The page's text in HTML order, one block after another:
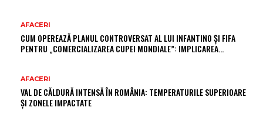
AFACERI
CUM OPEREAZĂ PLANUL CONTROVERSAT AL LUI INFANTINO ȘI FIFA
PENTRU „COMERCIALIZAREA CUPEI MONDIALE”: IMPLICAREA…
AFACERI
VAL DE CĂLDURĂ INTENSĂ ÎN ROMÂNIA: TEMPERATURILE SUPERIOARE
ȘI ZONELE IMPACTATE